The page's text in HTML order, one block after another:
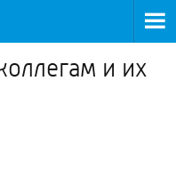
и их